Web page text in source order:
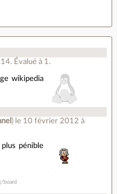
. Évalué à 1 .
wikipedia
) le 10 février 2012 à
pénible
board